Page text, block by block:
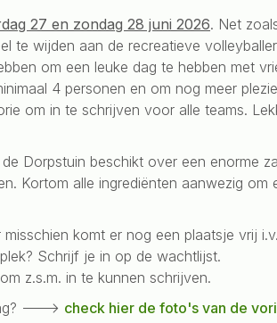
27 en zondag 28 juni 2026. Net
te wijden aan de recreatieve
om een leuke dag te hebben met
4 personen en om nog meer
om in te schrijven voor alle teams.
Dorpstuin beschikt over een enorme
Kortom alle ingrediënten aanwezig om
komt er nog een plaatsje vrij
Schrijf je in op de wachtlijst.
z.s.m. in te kunnen schrijven.
---> check hier de foto's van de